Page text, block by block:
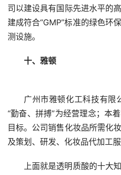
司以建设具有国际先进水平的
建成符合“GMP”标准的绿色环
测设施。
十、雅顿
广州市雅顿化工科技有限
“勤奋、拼搏”为经营理念；本
目标。公司销售化妆品所需化
及策划、研发、化妆品代加工服
上面就是透明质酸的十大